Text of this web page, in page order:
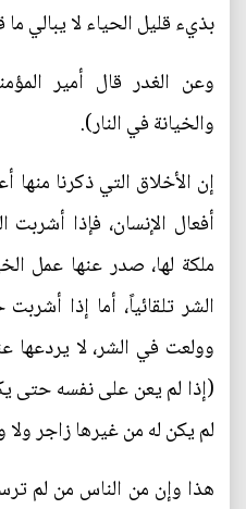
بذيء قليل الحياء لا يبالي
وعن الغدر قال أمير
والخيانة في النار).
إن الأخلاق التي ذكرنا
أفعال الإنسان، فإذا
ملكة لها، صدر عنها عمل
الشر تلقائياً، أما إذا
وولعت في الشر، لا يردعها
(إذا لم يعن على نفسه حتى
لم يكن له من غيرها زاجر
هذا وإن من الناس من لم